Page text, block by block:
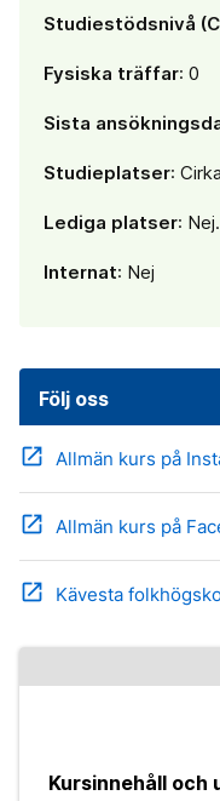
Studiestödsnivå
Fysiska träffar: 0
Sista
Studieplatser:
Lediga platser: Nej.
Internat: Nej
Följ oss
open_in_new Allmän kurs på
open_in_new Allmän kurs på
open_in_new Kävesta
Kursinnehåll och